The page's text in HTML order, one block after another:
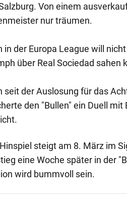
Von einem
nur träumen.
in der Europa League will
über Real Sociedad sahen
seit der Auslosung für das
den "Bullen" ein Duell
steigt am 8. März im
eine Woche später in der
wird bummvoll sein.